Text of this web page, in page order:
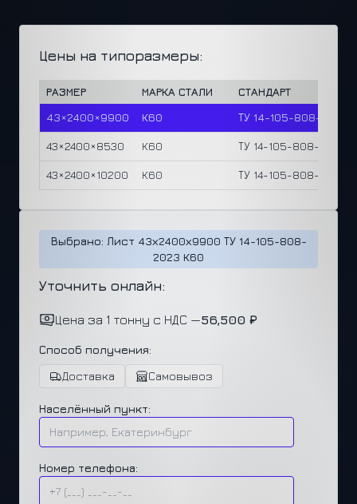
Цены на типоразмеры:
РАЗМЕР МАРКА СТАЛИ
СТАНДАРТ
43×2400×9900
К60 ТУ 14-105-808-2023
43×2400×8530 К60 ТУ 14-105-808-2023
43×2400×10200 К60 ТУ 14-105-808-2023
Выбрано: Лист 43х2400х9900 ТУ 14-105-808-
2023 К60
Уточнить онлайн:
Цена за 1 тонну с НДС —56,500 ₽
Способ получения:
Доставка
Самовывоз
Населённый пункт:
Номер телефона: